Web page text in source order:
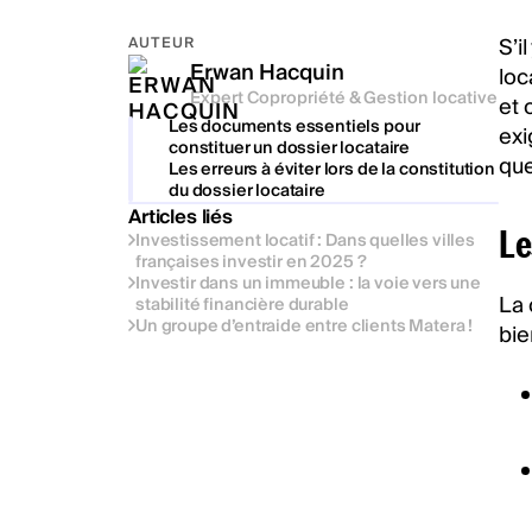
AUTEUR
Erwan Hacquin
Expert Copropriété & Gestion locative
Les documents essentiels pour
constituer un dossier locataire
Les erreurs à éviter lors de la constitution
du dossier locataire
Articles liés
Investissement locatif : Dans quelles villes
françaises investir en 2025 ?
Investir dans un immeuble : la voie vers une
stabilité financière durable
Un groupe d’entraide entre clients Matera !
et
La